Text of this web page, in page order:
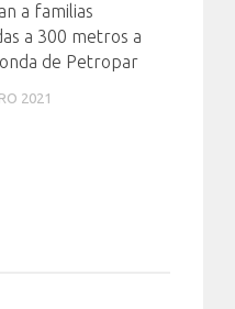
a familias
a 300 metros a
de Petropar
2021